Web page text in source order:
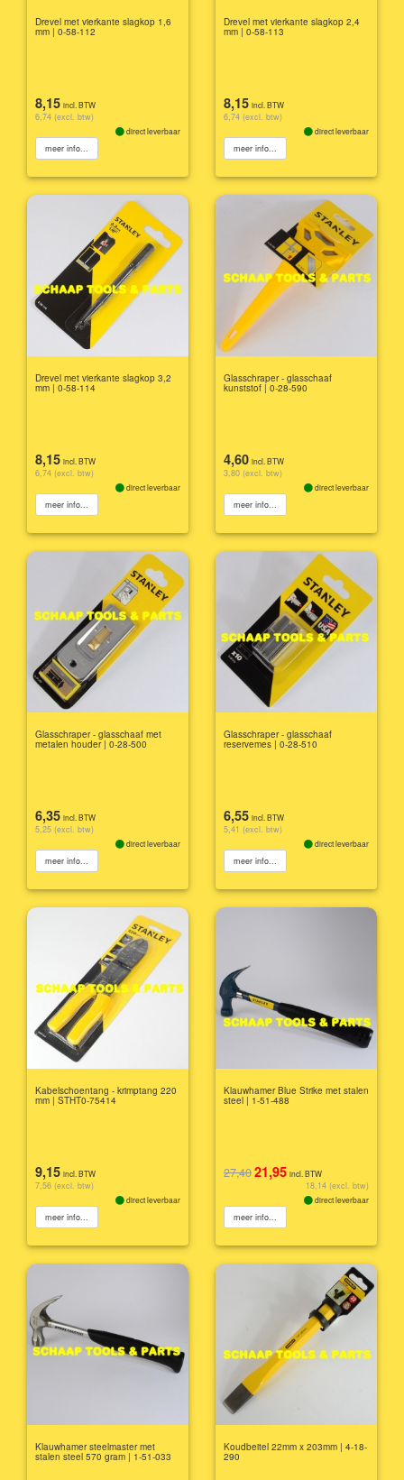
Drevel met vierkante slagkop 1,6
mm | 0-58-112
8,15 incl. BTW
6,74 (excl. btw)
direct leverbaar
meer info...
Drevel met vierkante slagkop 2,4
mm | 0-58-113
8,15 incl. BTW
6,74 (excl. btw)
direct leverbaar
meer info...
Drevel met vierkante slagkop 3,2
mm | 0-58-114
8,15 incl. BTW
6,74 (excl. btw)
direct leverbaar
meer info...
Glasschraper - glasschaaf
kunststof | 0-28-590
4,60 incl. BTW
3,80 (excl. btw)
direct leverbaar
meer info...
Glasschraper - glasschaaf met
metalen houder | 0-28-500
6,35 incl. BTW
5,25 (excl. btw)
direct leverbaar
meer info...
Glasschraper - glasschaaf
reservemes | 0-28-510
6,55 incl. BTW
5,41 (excl. btw)
direct leverbaar
meer info...
Kabelschoentang - krimptang 220
mm | STHT0-75414
9,15 incl. BTW
7,56 (excl. btw)
direct leverbaar
meer info...
Klauwhamer Blue Strike met stalen
steel | 1-51-488
27,4021,95 incl. BTW
18,14 (excl. btw)
direct leverbaar
meer info...
Klauwhamer steelmaster met
stalen steel 570 gram | 1-51-033
Koudbeitel 22mm x 203mm | 4-18-
290